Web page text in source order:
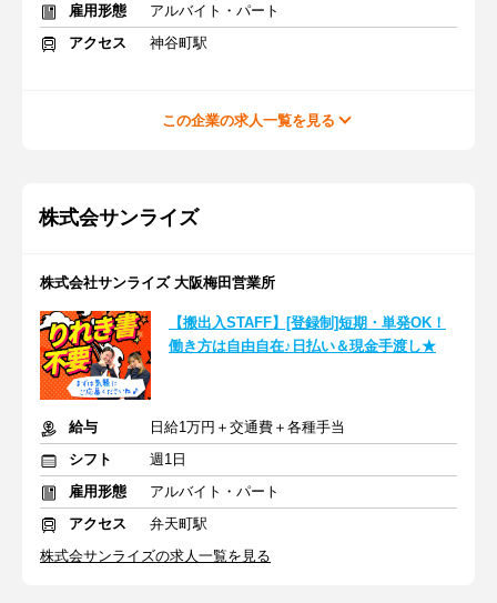
雇用形態
アルバイト・パート
アクセス
神谷町駅
この企業の求人一覧を見る
株式会サンライズ
株式会社サンライズ 大阪梅田営業所
【搬出入STAFF】[登録制]短期・単発OK！
働き方は自由自在♪日払い＆現金手渡し★
給与
日給1万円＋交通費＋各種手当
シフト
週1日
雇用形態
アルバイト・パート
アクセス
弁天町駅
株式会サンライズの求人一覧を見る